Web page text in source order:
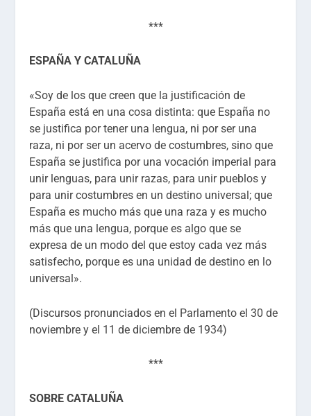
***
ESPAÑA Y CATALUÑA
«Soy de los que creen que la justificación de
España está en una cosa distinta: que España no
se justifica por tener una lengua, ni por ser una
raza, ni por ser un acervo de costumbres, sino que
España se justifica por una vocación imperial para
unir lenguas, para unir razas, para unir pueblos y
para unir costumbres en un destino universal; que
España es mucho más que una raza y es mucho
más que una lengua, porque es algo que se
expresa de un modo del que estoy cada vez más
satisfecho, porque es una unidad de destino en lo
universal».
(Discursos pronunciados en el Parlamento el 30 de
noviembre y el 11 de diciembre de 1934)
***
SOBRE CATALUÑA